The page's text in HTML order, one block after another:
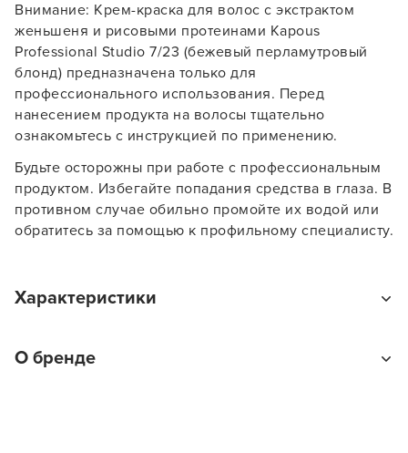
Внимание: Крем-краска для волос с экстрактом
женьшеня и рисовыми протеинами Kapous
Professional Studio 7/23 (бежевый перламутровый
блонд) предназначена только для
профессионального использования. Перед
нанесением продукта на волосы тщательно
ознакомьтесь с инструкцией по применению.
Будьте осторожны при работе с профессиональным
продуктом. Избегайте попадания средства в глаза. В
противном случае обильно промойте их водой или
обратитесь за помощью к профильному специалисту.
Характеристики
Краска для волос
О бренде
УСТАНОВИТЬ ИЗ GOOGLE PLAY
ПРОДОЛЖУ ЗДЕСЬ